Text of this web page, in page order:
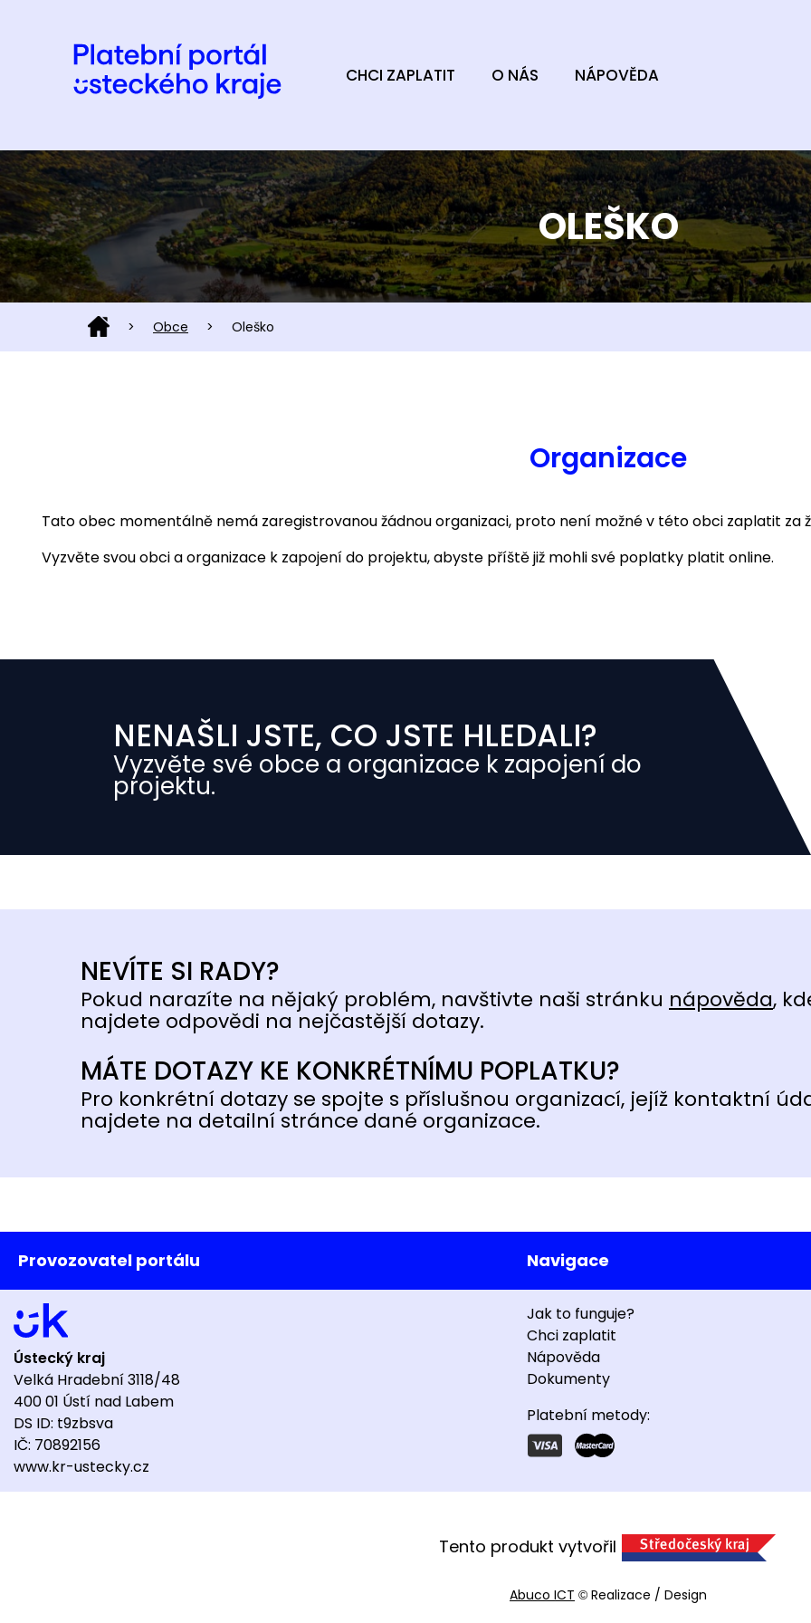
CHCI ZAPLATIT O NÁS NÁPOVĚDA
OLEŠKO
> Obce > Oleško
Organizace
Tato obec momentálně nemá zaregistrovanou žádnou organizaci, proto není možné v této obci zaplatit za
Vyzvěte svou obci a organizace k zapojení do projektu, abyste příště již mohli své poplatky platit online.
NENAŠLI JSTE, CO JSTE HLEDALI?
Vyzvěte své obce a organizace k zapojení do
projektu.
NEVÍTE SI RADY?
Pokud narazíte na nějaký problém, navštivte naši stránku nápověda,
najdete odpovědi na nejčastější dotazy.
MÁTE DOTAZY KE KONKRÉTNÍMU POPLATKU?
Pro konkrétní dotazy se spojte s příslušnou organizací, jejíž kontaktní
najdete na detailní stránce dané organizace.
Provozovatel portálu Navigace
Ústecký kraj
Velká Hradební 3118/48
400 01 Ústí nad Labem
DS ID: t9zbsva
IČ: 70892156
www.kr-ustecky.cz
Jak to funguje?
Chci zaplatit
Nápověda
Dokumenty
Platební metody:
Tento produkt vytvořil
Abuco ICT © Realizace / Design